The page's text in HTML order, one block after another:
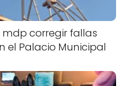
mdp corregir fallas
el Palacio Municipal